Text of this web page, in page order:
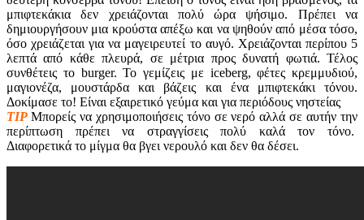
μπιφτεκάκια δεν χρειάζονται πολύ ώρα ψήσιμο. Πρέπει να
δημιουργήσουν μια κρούστα απέξω και να ψηθούν από μέσα τόσο,
όσο χρειάζεται για να μαγειρευτεί το αυγό. Χρειάζονται περίπου 5
λεπτά από κάθε πλευρά, σε μέτρια προς δυνατή φωτιά. Τέλος
συνθέτεις το burger. To γεμίζεις με iceberg, φέτες κρεμμυδιού,
μαγιονέζα, μουστάρδα και βάζεις και ένα μπιφτεκάκι τόνου.
Δοκίμασε το! Είναι εξαιρετικό γεύμα και για περιόδους νηστείας
ΤΙΡ Μπορείς να χρησιμοποιήσεις τόνο σε νερό αλλά σε αυτήν την
περίπτωση πρέπει να στραγγίσεις πολύ καλά τον τόνο.
Διαφορετικά το μίγμα θα βγει νερουλό και δεν θα δέσει.